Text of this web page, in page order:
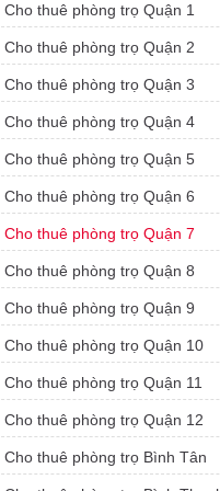
Cho thuê phòng trọ Quận 1
Cho thuê phòng trọ Quận 2
Cho thuê phòng trọ Quận 3
Cho thuê phòng trọ Quận 4
Cho thuê phòng trọ Quận 5
Cho thuê phòng trọ Quận 6
Cho thuê phòng trọ Quận 7
Cho thuê phòng trọ Quận 8
Cho thuê phòng trọ Quận 9
Cho thuê phòng trọ Quận 10
Cho thuê phòng trọ Quận 11
Cho thuê phòng trọ Quận 12
Cho thuê phòng trọ Bình Tân